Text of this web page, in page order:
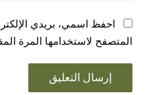
احفظ اسمي، بريدي
المتصفح لاستخدامها المرة